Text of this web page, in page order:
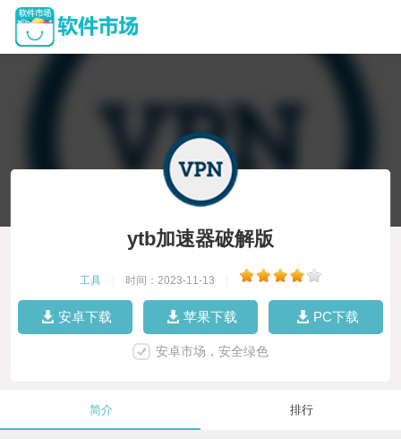
ytb加速器破解版
工具 时间：2023-11-13
安卓下载 苹果下载 PC下载
安卓市场，安全绿色
简介 排行